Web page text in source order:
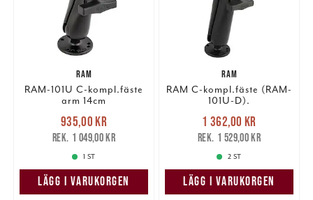
RAM
RAM-101U C-kompl.fäste
arm 14cm
Nuvarande pris
935,00 krTidigare pris
1 049,00 kr
935,00 kr
1 049,00 kr
1 ST
LÄGG I VARUKORGEN
RAM
RAM C-kompl.fäste (RAM-
101U-D).
Nuvarande pris
1 362,00 krTidigare pris
1 529,00 kr
1 362,00 kr
1 529,00 kr
2 ST
LÄGG I VARUKORGEN